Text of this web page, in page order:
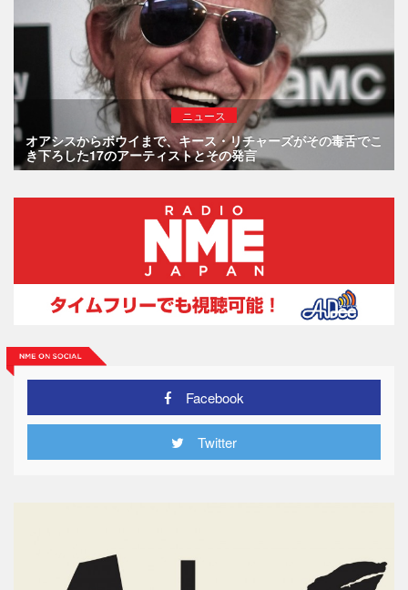
ニュース
オアシスからボウイまで、キース・リチャーズがその毒舌でこ
き下ろした17のアーティストとその発言
Facebook
Twitter